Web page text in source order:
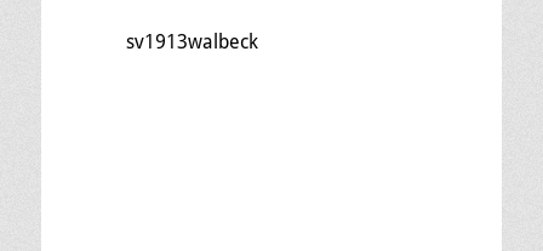
sv1913walbeck